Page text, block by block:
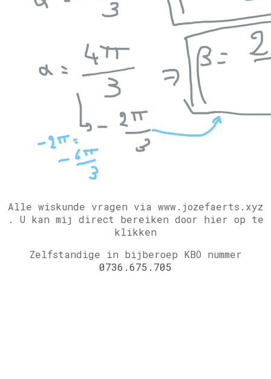
Alle wiskunde vragen via www.jozefaerts.xyz
. U kan mij direct bereiken door hier op te
klikken
Zelfstandige in bijberoep KBO nummer
0736.675.705